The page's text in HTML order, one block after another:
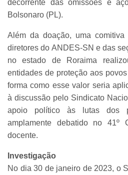
decorrente das omissões e
Bolsonaro (PL).
Além da doação, uma
diretores do ANDES-SN e das
no estado de Roraima
entidades de proteção aos
forma como esse valor seria
à discussão pelo Sindicato
apoio político às lutas dos
amplamente debatido no 41º
docente.
Investigação
No dia 30 de janeiro de 2023, o